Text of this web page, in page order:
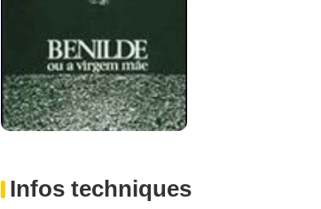
Infos techniques